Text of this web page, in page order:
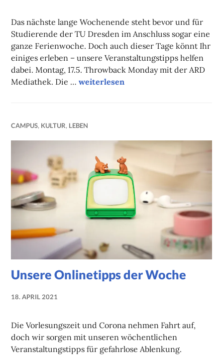
Das nächste lange Wochenende steht bevor und für
Studierende der TU Dresden im Anschluss sogar eine
ganze Ferienwoche. Doch auch dieser Tage könnt Ihr
einiges erleben – unsere Veranstaltungstipps helfen
dabei. Montag, 17.5. Throwback Monday mit der ARD
Mediathek. Die …Unsere Onlinetipps der Woche
weiterlesen
CAMPUS, KULTUR, LEBEN
Unsere Onlinetipps der Woche
18. APRIL 2021
Die Vorlesungszeit und Corona nehmen Fahrt auf,
doch wir sorgen mit unseren wöchentlichen
Veranstaltungstipps für gefahrlose Ablenkung.